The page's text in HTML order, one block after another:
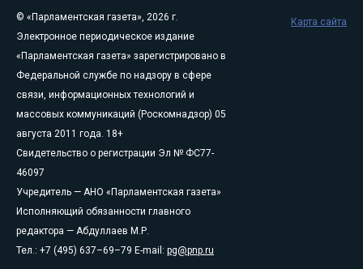
© «Парламентская газета», 2026 г.
Электронное периодическое издание
«Парламентская газета» зарегистрировано в
Федеральной службе по надзору в сфере
связи, информационных технологий и
массовых коммуникаций (Роскомнадзор) 05
августа 2011 года. 18+
Свидетельство о регистрации Эл № ФС77-
46097
Учредитель — АНО «Парламентская газета»
Исполняющий обязанности главного
редактора — Абдуллаев М.Р.
Тел.: +7 (495) 637–69–79 E-mail: pg@pnp.ru
Карта сайта